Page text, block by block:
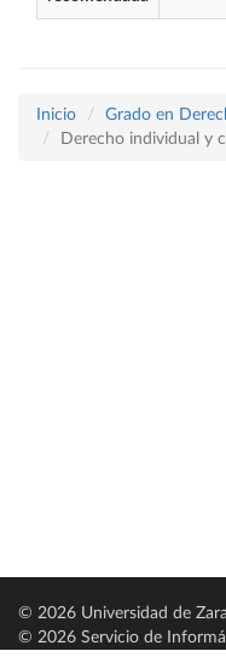
Inicio Grado en
Derecho individual y
© 2026 Universidad de
© 2026 Servicio de